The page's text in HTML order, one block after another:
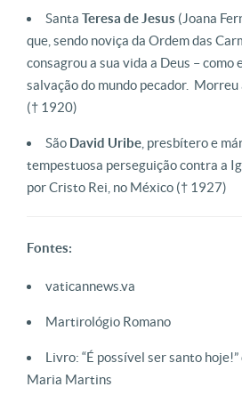
Santa Teresa de Jesus (Joana
que, sendo noviça da Ordem das
consagrou a sua vida a Deus – como
salvação do mundo pecador. Morreu
(† 1920)
São David Uribe , presbítero e
tempestuosa perseguição contra a
por Cristo Rei, no México († 1927)
Fontes:
vaticannews.va
Martirológio Romano
Livro: “É possível ser santo
Maria Martins